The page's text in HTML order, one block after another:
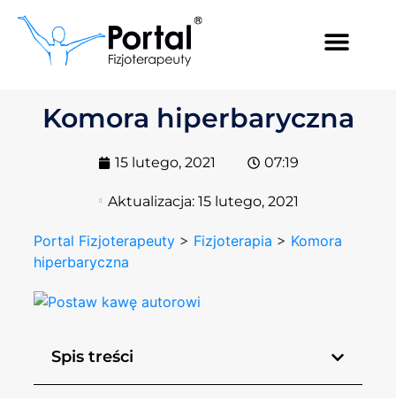
Komora hiperbaryczna
15 lutego, 2021 07:19
Aktualizacja: 15 lutego, 2021
Portal Fizjoterapeuty > Fizjoterapia > Komora
hiperbaryczna
Spis treści